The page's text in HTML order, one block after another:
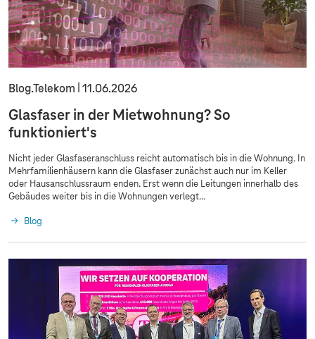
Blog.Telekom 11.06.2026
Glasfaser in der Mietwohnung? So
funktioniert's
Nicht jeder Glasfaseranschluss reicht automatisch bis in die Wohnung. In
Mehrfamilienhäusern kann die Glasfaser zunächst auch nur im Keller
oder Hausanschlussraum enden. Erst wenn die Leitungen innerhalb des
Gebäudes weiter bis in die Wohnungen verlegt...
Blog